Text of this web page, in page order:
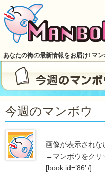
あなたの街の最新情報をお届け! マ
今週のマンボウ
画像が表示されな
←マンボウをクリ
[book id=’86’ /]